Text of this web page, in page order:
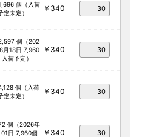
個（入荷
定未定）
￥340
個（202
月18日 7,960
荷予定）
￥340
個（入荷
定未定）
￥340
個（2026年
01日 7,960個
￥340